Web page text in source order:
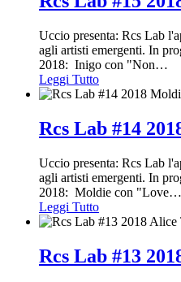
Uccio presenta: Rcs Lab
agli artisti emergenti. In
2018: Inigo con "Non…
Leggi Tutto
Rcs Lab #14
Uccio presenta: Rcs Lab
agli artisti emergenti. In
2018: Moldie con "Love…
Leggi Tutto
Rcs Lab #13